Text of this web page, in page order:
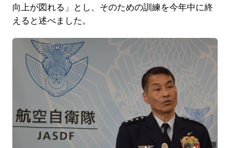
向上が図れる」とし、そのための訓練を今年中に終
えると述べました。